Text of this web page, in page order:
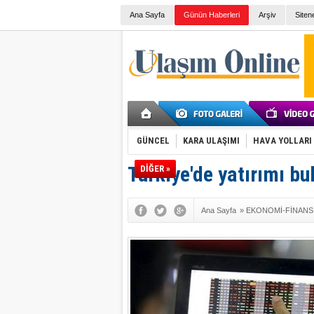
Ana Sayfa Günün Haberleri Arşiv
GÜNCEL KARA ULAŞIMI HAVA YOLLARI
DİĞER »
Türkiye'de yatırımı
Ana Sayfa » EKONOMİ-FİNANS